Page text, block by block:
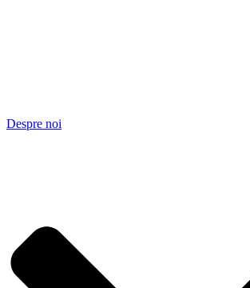
Despre noi